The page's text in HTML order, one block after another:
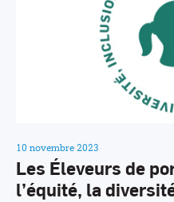
10 novembre 2023
Les Éleveurs de
l’équité, la